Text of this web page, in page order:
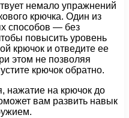
немало упражнений
крючка. Один из
способов — без
повысить уровень
крючок и отведите ее
этом не позволяя
крючок обратно.
нажатие на крючок до
вам развить навык